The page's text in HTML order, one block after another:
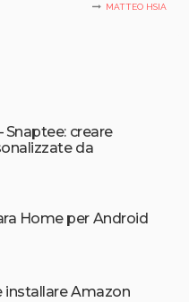
MATTEO HSIA
Snaptee: creare
da
Home per Android
installare Amazon